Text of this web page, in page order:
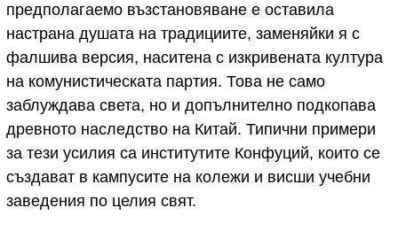
предполагаемо възстановяване е оставила
настрана душата на традициите, заменяйки я с
фалшива версия, наситена с изкривената култура
на комунистическата партия. Това не само
заблуждава света, но и допълнително подкопава
древното наследство на Китай. Типични примери
за тези усилия са институтите Конфуций, които се
създават в кампусите на колежи и висши учебни
заведения по целия свят.